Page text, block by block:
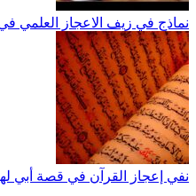
نماذج في زيف الاعجاز العلمي
نفي إعجاز القرآن في قصة أبي